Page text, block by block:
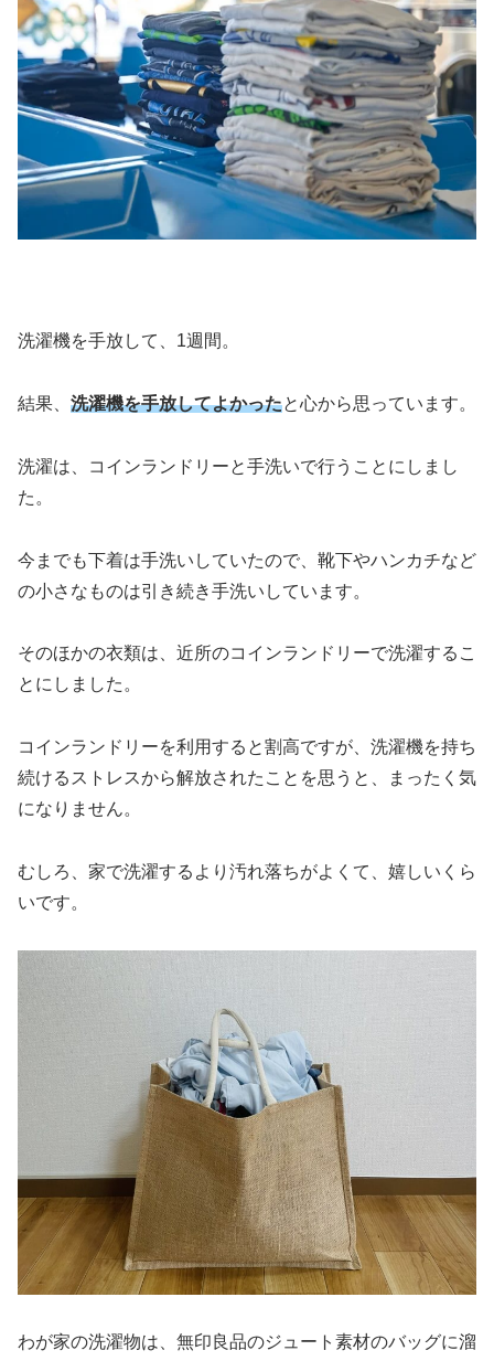
洗濯機を手放して、1週間。
結果、 洗濯機を手放してよかったと心から思っています。
洗濯は、コインランドリーと手洗いで行うことにしまし
た。
今までも下着は手洗いしていたので、靴下やハンカチなど
の小さなものは引き続き手洗いしています。
そのほかの衣類は、近所のコインランドリーで洗濯するこ
とにしました。
コインランドリーを利用すると割高ですが、洗濯機を持ち
続けるストレスから解放されたことを思うと、まったく気
になりません。
むしろ、家で洗濯するより汚れ落ちがよくて、嬉しいくら
いです。
わが家の洗濯物は、無印良品のジュート素材のバッグに溜